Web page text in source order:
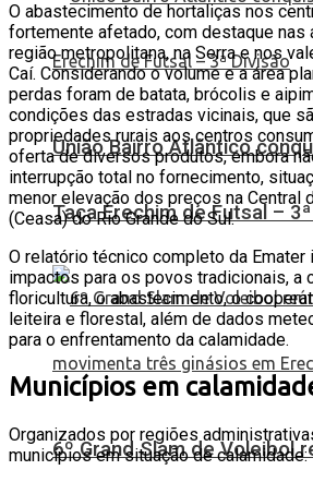
União Bairro Atlântico
Taça Erechim de Futsal –
6º Grand Slam de Voleibol
O abastecimento de hortaliças nos
fortemente afetado, com destaque nas
região metropolitana, na Serra e nos
Caí. Considerando o volume e a área
perdas foram de batata, brócolis e
condições das estradas vicinais, que
propriedades rurais aos centros
oferta de diversos produtos, embora
interrupção total no fornecimento,
menor elevação dos preços na Central
(Ceasa) do Rio Grande do Sul.
O relatório técnico completo da Emater
impactos para os povos tradicionais, a
floricultura, o abastecimento, o
leiteira e florestal, além de dados
para o enfrentamento da calamidade.
Municípios em
Organizados por regiões
municípios em situação de calamidade: